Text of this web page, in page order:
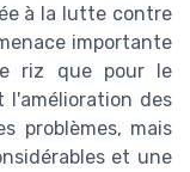
à la lutte contre
importante
riz que pour le
l'amélioration des
problèmes, mais
et une